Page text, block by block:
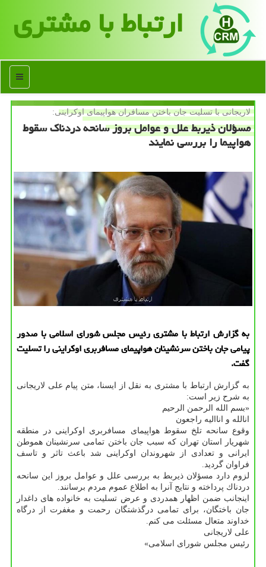
ارتباط با مشتری
منو
لاریجانی با تسلیت جان باختن مسافران هواپیمای اوكراینی:
مسؤلان ذیربط علل و عوامل بروز سانحه دردناك سقوط
هواپیما را بررسی نمایند
به گزارش ارتباط با مشتری رئیس مجلس شورای اسلامی با صدور
پیامی جان باختن سرنشینان هواپیمای مسافربری اوكراینی را تسلیت
گفت.
به گزارش ارتباط با مشتری به نقل از ایسنا، متن پیام علی لاریجانی
به شرح زیر است:
«بسم الله الرحمن الرحیم
انالله و اناالیه راجعون
وقوع سانحه تلخ سقوط هواپیمای مسافربری اوكراینی در منطقه
شهریار استان تهران كه سبب جان باختن تمامی سرنشینان هموطن
ایرانی و تعدادی از شهروندان اوكراینی شد باعث تاثر و تاسف
فراوان گردید.
لزوم دارد مسؤلان ذیربط به بررسی علل و عوامل بروز این سانحه
دردناك پرداخته و نتایج آنرا به اطلاع عموم مردم برسانند.
اینجانب ضمن اظهار همدردی و عرض تسلیت به خانواده های داغدار
جان باختگان، برای تمامی درگذشتگان رحمت و مغفرت از درگاه
خداوند متعال مسئلت می كنم.
علی لاریجانی
رئیس مجلس شورای اسلامی»